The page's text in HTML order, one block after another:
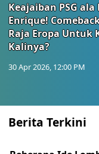
Keajaiban PSG ala
Enrique!
Raja Eropa Untuk
Kalinya?
30 Apr 2026, 12:00 PM
Berita Terkini